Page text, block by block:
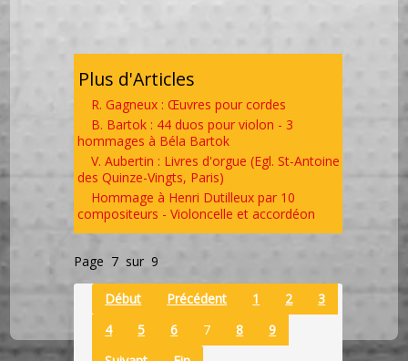
Plus d'Articles
R. Gagneux : Œuvres pour cordes
B. Bartok : 44 duos pour violon - 3
hommages à Béla Bartok
V. Aubertin : Livres d'orgue (Egl. St-Antoine
des Quinze-Vingts, Paris)
Hommage à Henri Dutilleux par 10
compositeurs - Violoncelle et accordéon
Page 7 sur 9
Début Précédent 1 2
3
4
5 6 7 8
9